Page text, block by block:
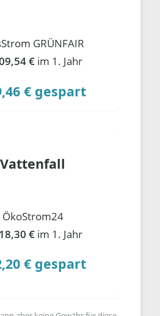
GRÜNFAIR
€ im 1. Jahr
€ gespart
Vattenfall
ÖkoStrom24
€ im 1. Jahr
€ gespart